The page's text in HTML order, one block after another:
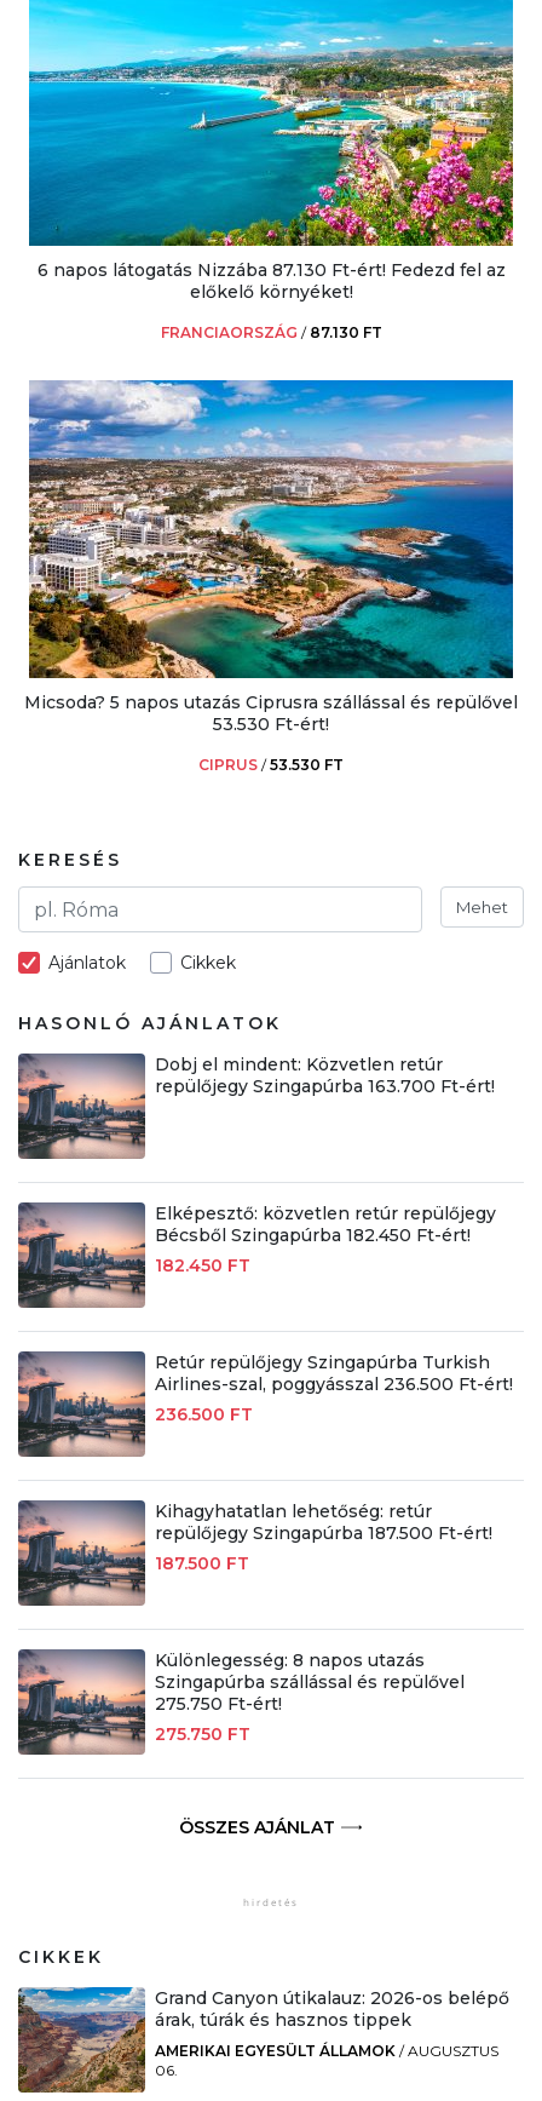
6 napos látogatás Nizzába 87.130 Ft-ért! Fedezd fel az
előkelő környéket!
FRANCIAORSZÁG / 87.130 FT
Micsoda? 5 napos utazás Ciprusra szállással és repülővel
53.530 Ft-ért!
CIPRUS /53.530 FT
KERESÉS
Mehet
Ajánlatok Cikkek
HASONLÓ AJÁNLATOK
Dobj el mindent: Közvetlen retúr
repülőjegy Szingapúrba 163.700 Ft-ért!
Elképesztő: közvetlen retúr repülőjegy
Bécsből Szingapúrba 182.450 Ft-ért!
182.450 FT
Retúr repülőjegy Szingapúrba Turkish
Airlines-szal, poggyásszal 236.500 Ft-ért!
236.500 FT
Kihagyhatatlan lehetőség: retúr
repülőjegy Szingapúrba 187.500 Ft-ért!
187.500 FT
Különlegesség: 8 napos utazás
Szingapúrba szállással és repülővel
275.750 Ft-ért!
275.750 FT
ÖSSZES AJÁNLAT
CIKKEK
Grand Canyon útikalauz: 2026-os belépő
árak, túrák és hasznos tippek
AMERIKAI EGYESÜLT ÁLLAMOK /AUGUSZTUS
06.